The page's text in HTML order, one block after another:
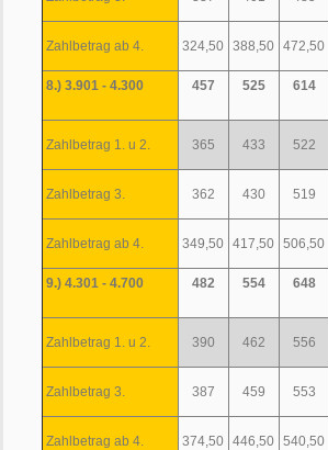
Zahlbetrag ab 4. 324,50 388,50 472,50
8.) 3.901 - 4.300 457 525 614
Zahlbetrag 1. u 2. 365 433 522
Zahlbetrag 3. 362 430 519
Zahlbetrag ab 4. 349,50 417,50 506,50
9.) 4.301 - 4.700 482 554 648
Zahlbetrag 1. u 2. 390 462 556
Zahlbetrag 3. 387 459 553
Zahlbetrag ab 4. 374,50 446,50 540,50